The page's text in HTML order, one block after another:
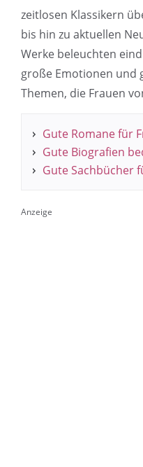
zeitlosen Klassikern
bis hin zu aktuellen
Werke beleuchten
große Emotionen und
Themen, die Frauen
Gute Romane für
Gute Biografien
Gute Sachbücher
Anzeige